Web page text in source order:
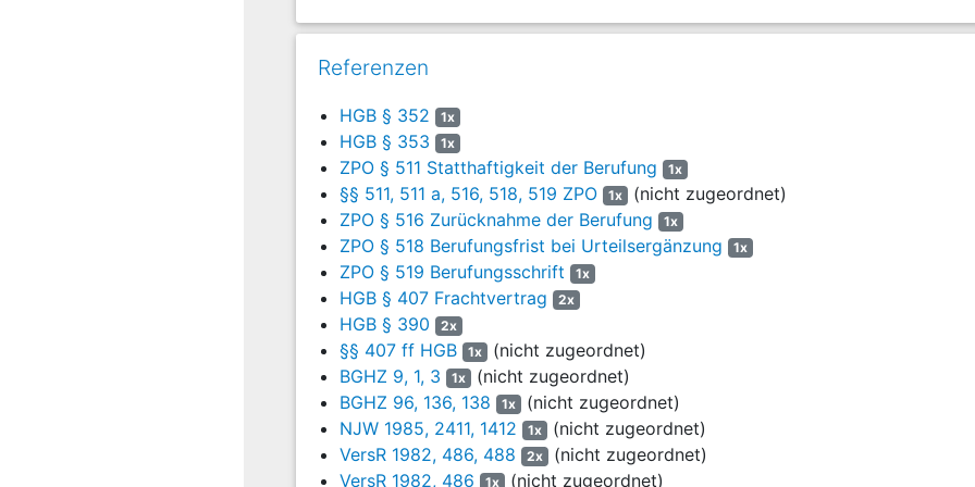
54 a) Ziffer 3 ADSp vorliege.
Die Klägerin hat beantragt,
die Beklagte zu verurteilen, an sie 10.225,00 DM nebst 5 % Zinsen seit dem 18.11.1991
Die Beklagte hat beantragt,
Referenzen
HGB § 352 1x
HGB § 353 1x
ZPO § 511 Statthaftigkeit der Berufung 1x
§§ 511, 511 a, 516, 518, 519 ZPO 1x (nicht zugeordnet)
ZPO § 516 Zurücknahme der Berufung
1x
ZPO § 518 Berufungsfrist bei Urteilsergänzung 1x
ZPO § 519 Berufungsschrift 1x
HGB § 407 Frachtvertrag 2x
HGB § 390 2x
§§ 407 ff HGB 1x (nicht zugeordnet)
BGHZ 9, 1, 3
1x (nicht zugeordnet)
BGHZ 96, 136, 138
1x (nicht zugeordnet)
NJW 1985, 2411, 1412
1x (nicht zugeordnet)
VersR 1982, 486, 488
2x (nicht zugeordnet)
VersR 1982, 486
1x (nicht zugeordnet)